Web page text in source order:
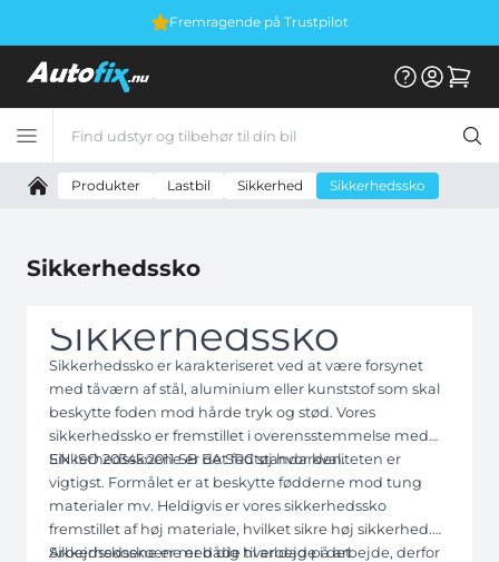
Vi er E-mærket
Produkter Lastbil Sikkerhed Sikkerhedssko
Sikkerhedssko
Sikkerhedssko
Sikkerhedssko er karakteriseret ved at være forsynet
med tåværn af stål, aluminium eller kunststof som skal
beskytte foden mod hårde tryk og stød. Vores
sikkerhedssko er fremstillet i overensstemmelse med
EN ISO 20345:2011 SB EA SRC standarden.
Sikkerhedsskoene er det fodtøj hvor kvaliteten er
vigtigst. Formålet er at beskytte fødderne mod tung
materialer mv. Heldigvis er vores sikkerhedssko
fremstillet af høj materiale, hvilket sikre høj sikkerhed.
Sikkerhedsskoene er både til arbejde i det
Arbejdsskoene er med dig hver dag på arbejde, derfor